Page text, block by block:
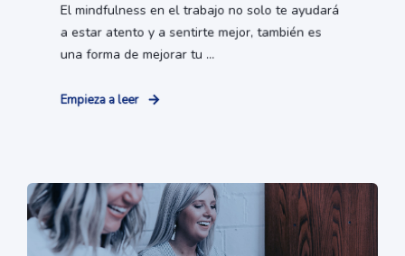
El mindfulness en el trabajo no solo te ayudará
a estar atento y a sentirte mejor, también es
una forma de mejorar tu ...
Empieza a leer